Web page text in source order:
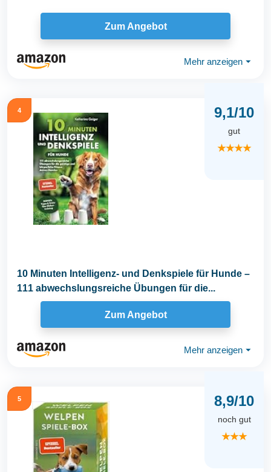
Zum Angebot
Mehr anzeigen ⏷
4 9,1/10
gut
★★★★
10 Minuten Intelligenz- und Denkspiele für Hunde –
111 abwechslungsreiche Übungen für die...
Zum Angebot
Mehr anzeigen ⏷
5 8,9/10
noch gut
★★★